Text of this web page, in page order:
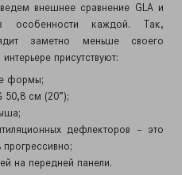
внешнее сравнение GLA и
особенности каждой. Так,
заметно меньше своего
присутствуют:
формы;
50,8 см (20”);
дефлекторов – это
на передней панели.